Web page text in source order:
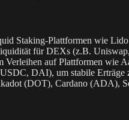
Staking-Plattformen wie
für DEXs (z.B.
auf Plattformen wie
DAI), um stabile Erträge
(DOT), Cardano (ADA),